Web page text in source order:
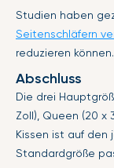
Studien haben
Seitenschläfern
reduzieren können.
Abschluss
Die drei
Zoll), Queen (20 x
Kissen ist auf
Standardgröße